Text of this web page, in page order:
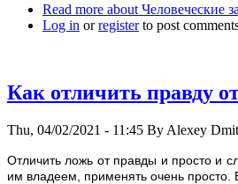
Read more about Человеческие
Log in orregisterto post
Как отличить правду
Thu, 04/02/2021 - 11:45 By Alexey
Отличить ложь от правды и просто и
им владеем, применять очень просто.